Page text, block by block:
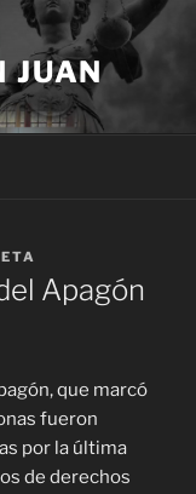
JUAN
Apagón
que marcó
fueron
por la última
de derechos